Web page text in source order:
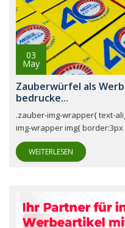
03
May
Zauberwürfel als
bedrucke...
.zauber-img-wrapper{ text-
img-wrapper img{
WEITERLESEN